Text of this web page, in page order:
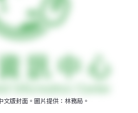
文版封面。圖片提供：林務局。